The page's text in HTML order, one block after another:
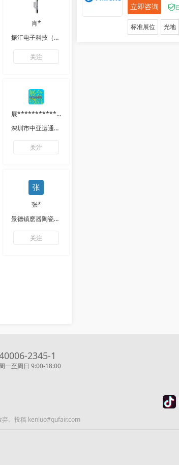
肖*
振汇电子科技（东莞）有限公司
关注
展*************3
深圳市中亚运通展览服务有限公司
关注
张*
景德镇麽器陶瓷有限公司
关注
立即咨询
标准展位 光地
2345-1
周一至周日 9:00-18:00
弃。投稿 kenluo#qufair.com